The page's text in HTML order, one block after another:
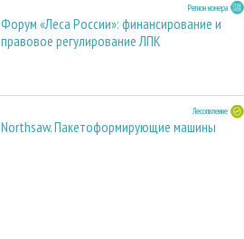
Регион номера
Форум «Леса России»: финансирование и
правовое регулирование ЛПК
Лесопиление
Northsaw. Пакетоформирующие машины